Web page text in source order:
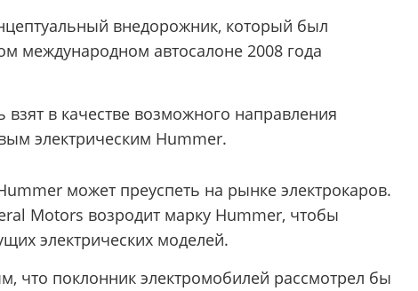
внедорожник, который был
международном автосалоне 2008 года
в качестве возможного направления
электрическим Hummer.
может преуспеть на рынке электрокаров.
Motors возродит марку Hummer, чтобы
электрических моделей.
что поклонник электромобилей рассмотрел бы